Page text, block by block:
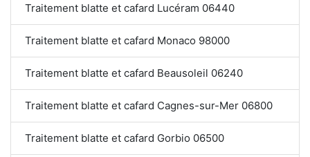
Traitement blatte et cafard Lucéram 06440
Traitement blatte et cafard Monaco 98000
Traitement blatte et cafard Beausoleil 06240
Traitement blatte et cafard Cagnes-sur-Mer 06800
Traitement blatte et cafard Gorbio 06500